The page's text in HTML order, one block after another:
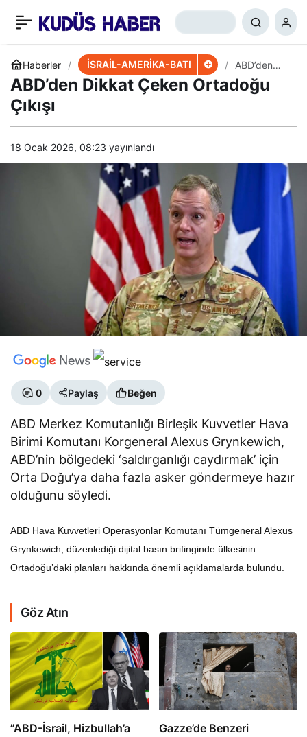
Haberler İSRAİL-AMERİKA-BATI
ABD’den
Dikkat
Çeken
ABD’den Dikkat Çeken Ortadoğu
Çıkışı
18 Ocak 2026, 08:23 yayınlandı
0 Paylaş Beğen
ABD Merkez Komutanlığı Birleşik Kuvvetler Hava
Birimi Komutanı Korgeneral Alexus Grynkewich,
ABD’nin bölgedeki ‘saldırganlığı caydırmak’ için
Orta Doğu’ya daha fazla asker göndermeye hazır
olduğunu söyledi.
ABD Hava Kuvvetleri Operasyonlar Komutanı Tümgeneral Alexus
Grynkewich, düzenlediği dijital basın brifinginde ülkesinin
Ortadoğu’daki planları hakkında önemli açıklamalarda bulundu.
Göz Atın
​​​​​​​”ABD-İsrail, Hizbullah’a
​​​​​​​Gazze’de Benzeri
İsrail-Ukrayna Arasında
“İran” Görüşmesi
+ 0 Paylaş